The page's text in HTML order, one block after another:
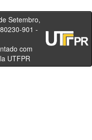
901 -
Brasil
com
UTFPR